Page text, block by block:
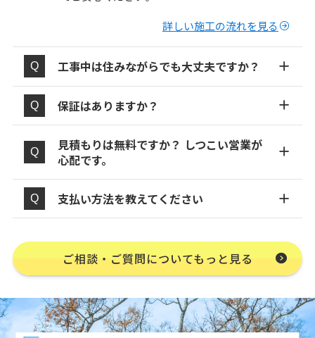
詳しい施工の流れを見る
工事中は住みながらでも大丈夫ですか？
保証はありますか？
見積もりは無料ですか？ しつこい営業が
心配です。
支払い方法を教えてください
ご相談・ご質問についてもっと見る